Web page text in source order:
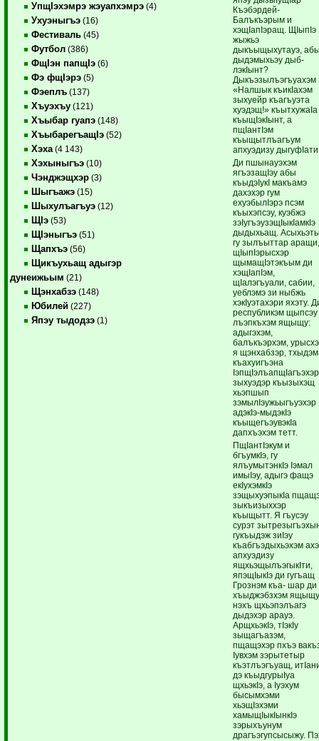
УпщIэхэмрэ жэуапхэмрэ (4)
Ухуэныгъэ (16)
Фестиваль (45)
Футбол (386)
ФщIэн папщIэ (6)
Фэ фщIэрэ (5)
Фэеплъ (137)
Хъуэхъу (121)
Хъыбар гуапэ (148)
ХъыбарегъащIэ (52)
Хэха (4 143)
Хэхыныгъэ (10)
Чэнджэщхэр (3)
Шыгъажэ (15)
Шыхулъагъуэ (12)
ЩIэ (53)
ЩIэныгъэ (51)
Щапхъэ (56)
Щикъухьащ адыгэр
дунеижьым (21)
Щэнхабзэ (148)
Юбилей (227)
Япэу тыдодзэ (1)
Къэбэрдей-
Балъкъэрым и
хэщIапIэращ. ЩIыпIэ
жыжьэ
дыкъыщыхутауэ,
дыдэмыхьэу дыб-
лэкIынт?
Дыкъэзылъэгъуахэм
«Налшык къикIахэм
зыхуейр къагъуэта
хуэдэщ!» къытхужаIа
къыщIэкIынт, а
пщIантIэм
къыщытлъагъум
апхуэдизу
Ди пшынауэхэм
ягъэзащIэу абы
къыдэIукI макъамэ
дахэхэр гум
ехуэбылIэрэ псэм
къыхэпсэу, куэбжэ
зэIугъэузэщIыкIамкIэ
дыдыхьащ.
гу зылъыттар
щIыпIэрысхэр
щымащIэтэкъым ди
хэщIапIэм,
щIалэгъуали, сабии,
уеблэмэ зи ныбжь
хэкIуэтахэри яхэту.
республикэм щыпсэу
лъэпкъхэм ящыщу:
адыгэхэм,
балъкъэрхэм,
я щэнхабзэр, тхыдэм
къахуигъэна
IэпщIэлъапщIагъэхэр
зыхуэдэр къызыхэщ
хьэпшып
зэмылIэужьыгъуэхэр
адэкIэ-мыдэкIэ
къыщегъэувэкIа
дапхъэхэм тетт.
ПщIантIэкум и
бгъумкIэ, гу
ялъумытэнкIэ Iэмал
имыIэу, адыгэ фащэ
екIухэмкIэ
зэщыхуэпыкIа
зыкъизыххэр
къыщытт. Я гъусэу
сурэт
гукъыдэж зиIэу
къабгъэдыхьэхэм
апхуэдизу
ящхьэщылъэгыкIти,
япэщIыкIэ ди гугъащ
Грознэм къа- шар ди
хъыджэбзхэм
нэхъ щхьэпэлъагэ
дыдэхэр арауэ.
АрщхьэкIэ, тIэкIу
зыщагъазэм,
пщащэхэр пхъэ
Iувхэм зэрытетыр
къэтлъэгъуащ,
дэ къыдгурыIуа
щхьэкIэ, а Iуэхум
бысымхэми
хьэщIэхэми
хамыщIыкIынкIэ
зэрыхъунум
драгъэгупсысыжу.